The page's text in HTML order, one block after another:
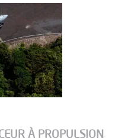
À PROPULSION